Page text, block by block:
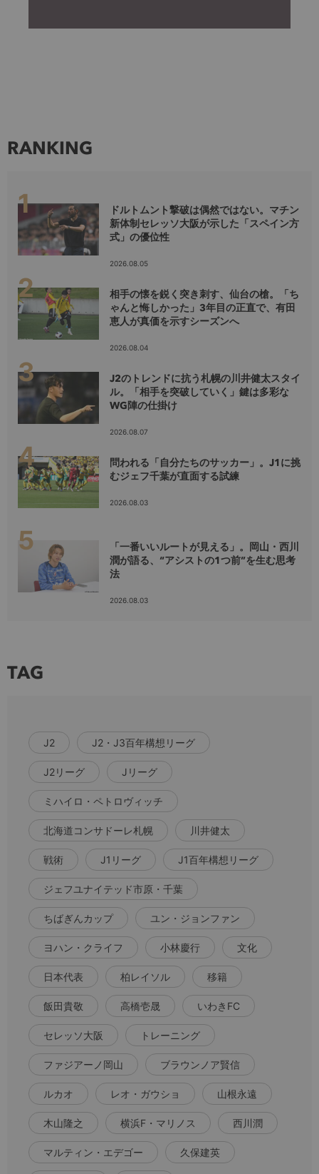
RANKING
ドルトムント撃破は偶然ではない。マチン
新体制セレッソ大阪が示した「スペイン方
式」の優位性
2026.08.05
相手の懐を鋭く突き刺す、仙台の槍。「ち
ゃんと悔しかった」3年目の正直で、有田
恵人が真価を示すシーズンへ
2026.08.04
J2のトレンドに抗う札幌の川井健太スタイ
ル。「相手を突破していく」鍵は多彩な
WG陣の仕掛け
2026.08.07
問われる「自分たちのサッカー」。J1に挑
むジェフ千葉が直面する試練
2026.08.03
「一番いいルートが見える」。岡山・西川
潤が語る、“アシストの1つ前”を生む思考
法
2026.08.03
TAG
J2 J2・J3百年構想リーグ
J2リーグ Jリーグ
ミハイロ・ペトロヴィッチ
北海道コンサドーレ札幌 川井健太
戦術 J1リーグ J1百年構想リーグ
ジェフユナイテッド市原・千葉
ちばぎんカップ ユン・ジョンファン
ヨハン・クライフ 小林慶行 文化
日本代表 柏レイソル 移籍
飯田貴敬 高橋壱晟 いわきFC
セレッソ大阪 トレーニング
ファジアーノ岡山 ブラウンノア賢信
ルカオ レオ・ガウショ 山根永遠
木山隆之 横浜F・マリノス 西川潤
マルティン・エデゴー 久保建英